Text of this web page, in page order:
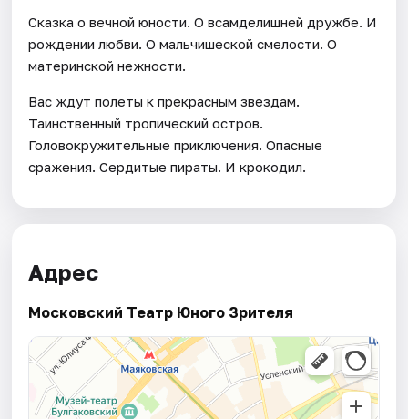
Сказка о вечной юности. О всамделишней дружбе. И
рождении любви. О мальчишеской смелости. О
материнской нежности.
Вас ждут полеты к прекрасным звездам.
Таинственный тропический остров.
Головокружительные приключения. Опасные
сражения. Сердитые пираты. И крокодил.
Адрес
Московский Театр Юного Зрителя